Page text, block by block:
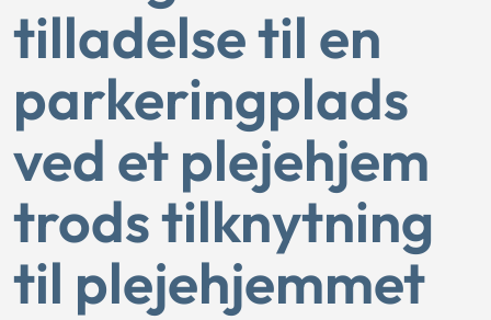
tilladelse til en
parkeringplads
ved et plejehjem
trods tilknytning
til plejehjemmet